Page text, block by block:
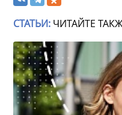
СТАТЬИ: ЧИТАЙТЕ